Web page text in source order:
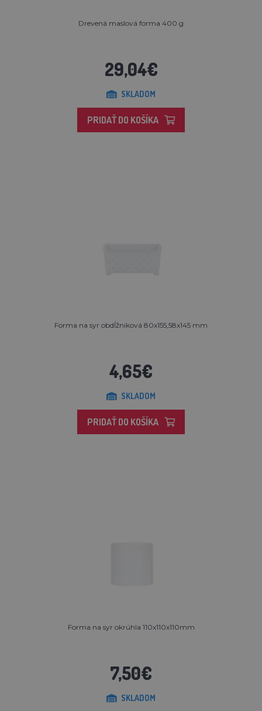
Drevená maslová forma 400 g
29,04€
SKLADOM
PRIDAŤ DO KOŠÍKA
Forma na syr obdĺžniková 80x155,58x145 mm
4,65€
SKLADOM
PRIDAŤ DO KOŠÍKA
Forma na syr okrúhla 110x110x110mm
7,50€
SKLADOM